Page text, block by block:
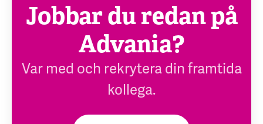
Jobbar du redan på
Advania?
Var med och rekrytera din framtida
kollega.